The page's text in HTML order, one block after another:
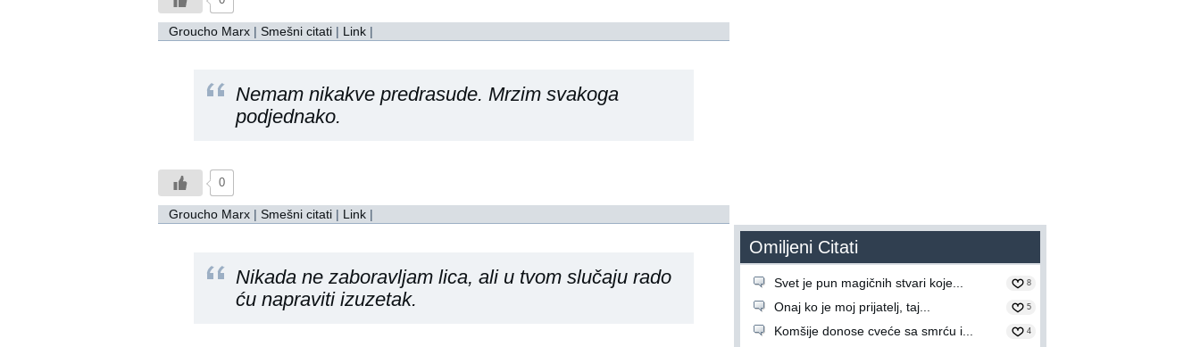
Groucho Marx | Smešni citati | Link |
Nemam nikakve predrasude. Mrzim svakoga
podjednako.
0
Groucho Marx | Smešni citati | Link |
Nikada ne zaboravljam lica, ali u tvom slučaju rado
ću napraviti izuzetak.
Omiljeni Citati
Svet je pun magičnih stvari koje... 8
Onaj ko je moj prijatelj, taj... 5
Komšije donose cveće sa smrću i... 4